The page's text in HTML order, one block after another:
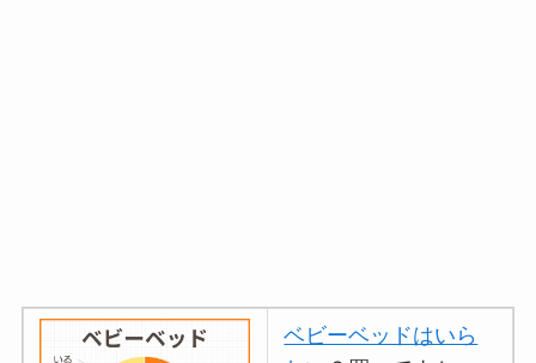
ベビーベッドはいら